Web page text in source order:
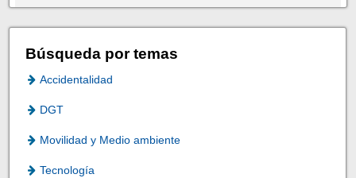
Búsqueda por temas
Accidentalidad
DGT
Movilidad y Medio ambiente
Tecnología